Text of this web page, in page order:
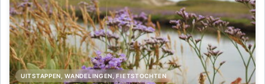
UITSTAPPEN, WANDELINGEN, FIETSTOCHTEN